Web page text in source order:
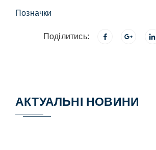
Позначки
Поділитись:
АКТУАЛЬНІ НОВИНИ